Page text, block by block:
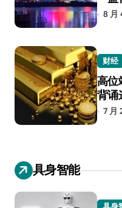
8 月
财经
高位
背诵
7 月
具身智能